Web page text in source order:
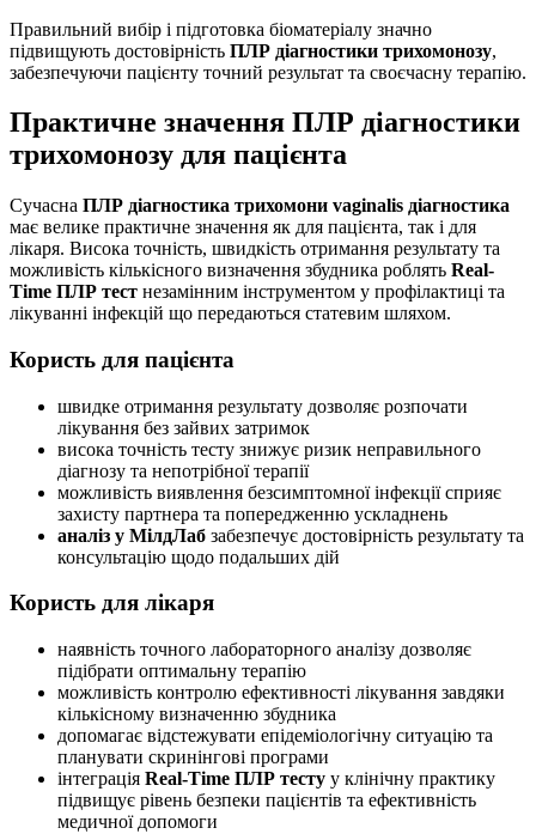
Правильний вибір і підготовка біоматеріалу значно
підвищують достовірність ПЛР діагностики трихомонозу,
забезпечуючи пацієнту точний результат та своєчасну терапію.
Практичне значення ПЛР діагностики
трихомонозу для пацієнта
Сучасна ПЛР діагностика трихомони vaginalis діагностика
має велике практичне значення як для пацієнта, так і для
лікаря. Висока точність, швидкість отримання результату та
можливість кількісного визначення збудника роблять Real-
Time ПЛР тест незамінним інструментом у профілактиці та
лікуванні інфекцій що передаються статевим шляхом.
Користь для пацієнта
швидке отримання результату дозволяє розпочати
лікування без зайвих затримок
висока точність тесту знижує ризик неправильного
діагнозу та непотрібної терапії
можливість виявлення безсимптомної інфекції сприяє
захисту партнера та попередженню ускладнень
аналіз у МілдЛаб забезпечує достовірність результату та
консультацію щодо подальших дій
Користь для лікаря
наявність точного лабораторного аналізу дозволяє
підібрати оптимальну терапію
можливість контролю ефективності лікування завдяки
кількісному визначенню збудника
допомагає відстежувати епідеміологічну ситуацію та
планувати скринінгові програми
інтеграція Real-Time ПЛР тесту у клінічну практику
підвищує рівень безпеки пацієнтів та ефективність
медичної допомоги